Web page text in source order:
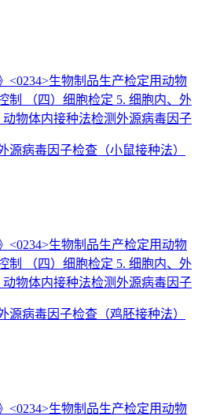
<0234>生物制品生产检定用动物
制 （四）细胞检定 5. 细胞内、外
物体内接种法检测外源病毒因子
源病毒因子检查（小鼠接种法）
<0234>生物制品生产检定用动物
制 （四）细胞检定 5. 细胞内、外
物体内接种法检测外源病毒因子
源病毒因子检查（鸡胚接种法）
<0234>生物制品生产检定用动物